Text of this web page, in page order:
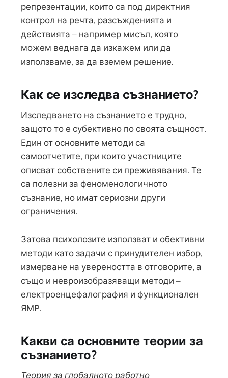
репрезентации, които са под директния
контрол на речта, разсъжденията и
действията – например мисъл, която
можем веднага да изкажем или да
използваме, за да вземем решение.
Как се изследва съзнанието?
Изследването на съзнанието е трудно,
защото то е субективно по своята същност.
Един от основните методи са
самоотчетите, при които участниците
описват собствените си преживявания. Те
са полезни за феноменологичното
съзнание, но имат сериозни други
ограничения.
Затова психолозите използват и обективни
методи като задачи с принудителен избор,
измерване на увереността в отговорите, а
също и невроизобразяващи методи –
електроенцефалография и функционален
ЯМР.
Какви са основните теории за
съзнанието?
Теория за глобалното работно